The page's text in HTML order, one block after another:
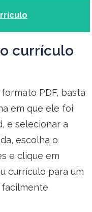
currículo
PDF, basta
em que ele foi
e selecionar a
escolha o
e clique em
currículo para um
facilmente